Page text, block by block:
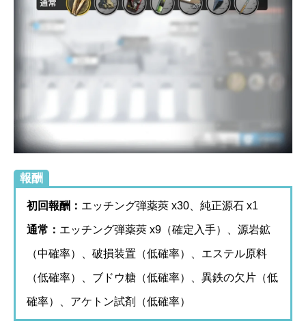
報酬
初回報酬： エッチング弾薬莢 x30、純正源石 x1
通常： エッチング弾薬莢 x9（確定入手）、源岩鉱
（中確率）、破損装置（低確率）、エステル原料
（低確率）、ブドウ糖（低確率）、異鉄の欠片（低
確率）、アケトン試剤（低確率）